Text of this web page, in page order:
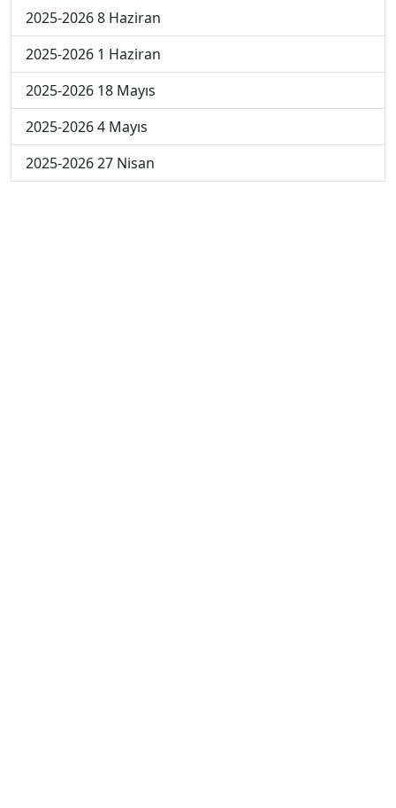
2025-2026 8 Haziran
2025-2026 1 Haziran
2025-2026 18 Mayıs
2025-2026 4 Mayıs
2025-2026 27 Nisan